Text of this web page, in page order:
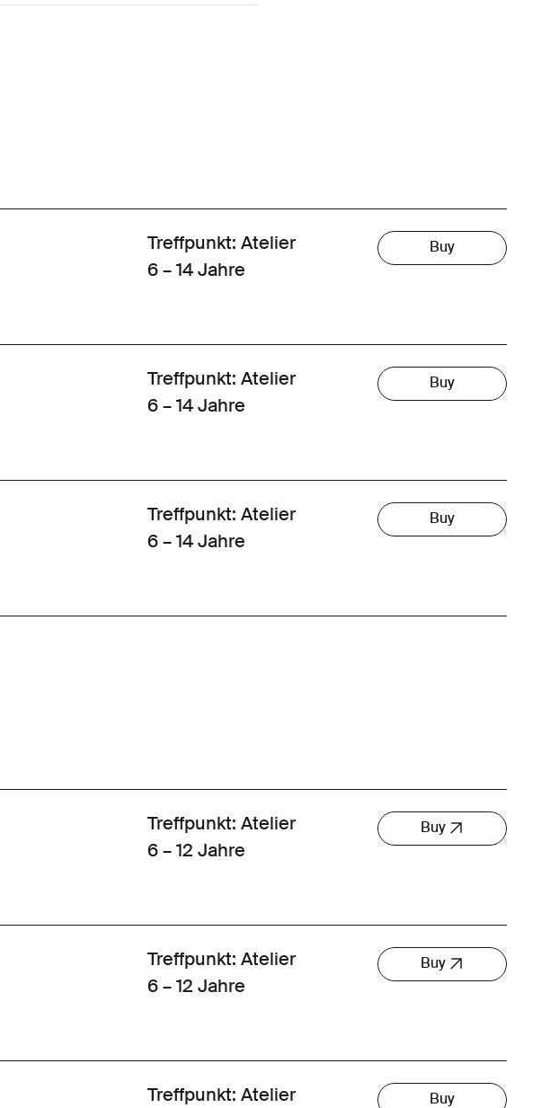
Treffpunkt: Atelier
6 – 14 Jahre
Buy
Treffpunkt: Atelier
6 – 14 Jahre
Buy
Treffpunkt: Atelier
6 – 14 Jahre
Buy
Treffpunkt: Atelier
6 – 12 Jahre
Buy
Treffpunkt: Atelier
6 – 12 Jahre
Buy
Treffpunkt: Atelier
Buy